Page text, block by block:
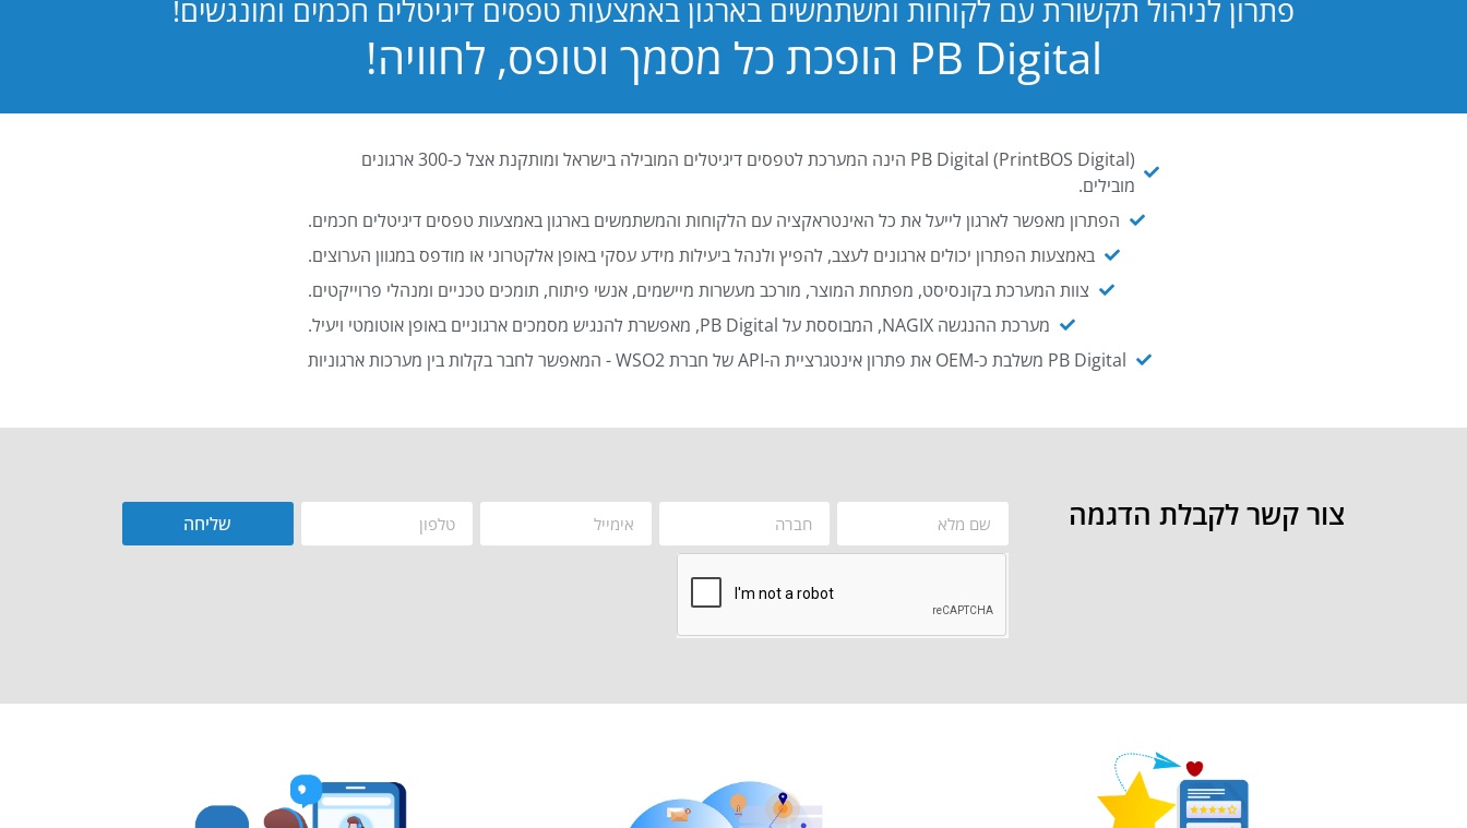
פתרון לניהול תקשורת עם לקוחות ומשתמשים בארגון באמצעות טפסים דיגיטלים חכמים ומונגשים!
PB Digital הופכת כל מסמך וטופס, לחוויה!
PB Digital (PrintBOS Digital) הינה המערכת לטפסים דיגיטלים המובילה בישראל ומותקנת אצל כ-300 ארגונים
מובילים.
הפתרון מאפשר לארגון לייעל את כל האינטראקציה עם הלקוחות והמשתמשים בארגון באמצעות טפסים דיגיטלים חכמים.
באמצעות הפתרון יכולים ארגונים לעצב, להפיץ ולנהל ביעילות מידע עסקי באופן אלקטרוני או מודפס במגוון הערוצים.
צוות המערכת בקונסיסט, מפתחת המוצר, מורכב מעשרות מיישמים, אנשי פיתוח, תומכים טכניים ומנהלי פרוייקטים.
מערכת ההנגשה NAGIX, המבוססת על PB Digital, מאפשרת להנגיש מסמכים ארגוניים באופן אוטומטי ויעיל.
PB Digital משלבת כ-OEM את פתרון אינטגרציית ה-API של חברת WSO2 - המאפשר לחבר בקלות בין מערכות ארגוניות
צור קשר לקבלת הדגמה שליחה